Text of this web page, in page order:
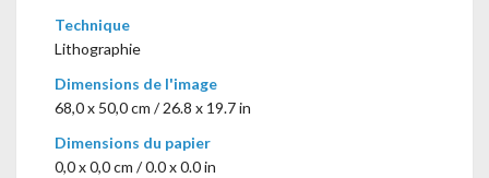
Technique
Lithographie
Dimensions de l'image
68,0 x 50,0 cm / 26.8 x 19.7 in
Dimensions du papier
0,0 x 0,0 cm / 0.0 x 0.0 in